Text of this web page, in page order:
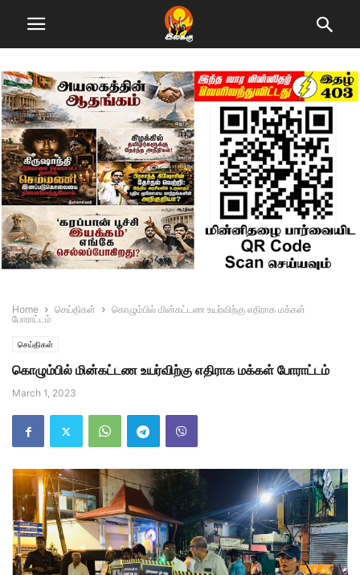
Home செய்திகள்
கொழும்பில் மின்கட்டண உயர்விற்கு எதிராக மக்கள்
போராட்டம்
செய்திகள்
கொழும்பில் மின்கட்டண உயர்விற்கு எதிராக மக்கள் போராட்டம்
March 1, 2023